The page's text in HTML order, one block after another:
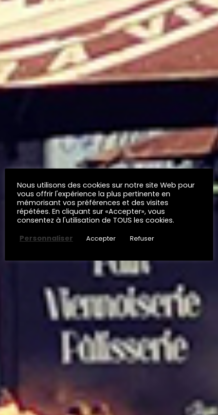
Nous utilisons des cookies sur notre site Web pour
vous offrir l'expérience la plus pertinente en
mémorisant vos préférences et des visites
répétées. En cliquant sur «Accepter», vous
consentez à l'utilisation de TOUS les cookies.
Personnaliser
Accepter Refuser